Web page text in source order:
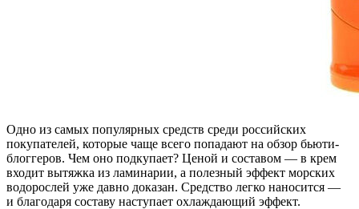
Одно из самых популярных средств среди российских
покупателей, которые чаще всего попадают на обзор бьюти-
блоггеров. Чем оно подкупает? Ценой и составом — в крем
входит вытяжка из ламинарии, а полезный эффект морских
водорослей уже давно доказан. Средство легко наносится —
и благодаря составу наступает охлаждающий эффект.